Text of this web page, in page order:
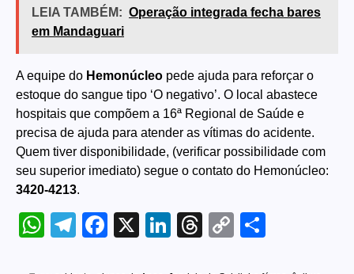
LEIA TAMBÉM: Operação integrada fecha bares
em Mandaguari
A equipe do Hemonúcleo pede ajuda para reforçar o
estoque do sangue tipo ‘O negativo’. O local abastece
hospitais que compõem a 16ª Regional de Saúde e
precisa de ajuda para atender as vítimas do acidente.
Quem tiver disponibilidade, (verificar possibilidade com
seu superior imediato) segue o contato do Hemonúcleo:
3420-4213.
WhatsApp
Telegram
Facebook
X LinkedIn
Threads
Copy